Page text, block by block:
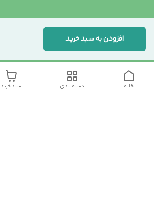
افزودن به سبد خرید
سبد خرید دسته‌بندی خانه